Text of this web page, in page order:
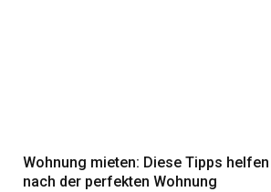
Wohnung mieten: Diese Tipps
nach der perfekten Wohnung